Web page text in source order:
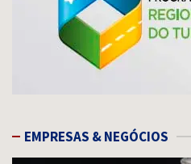
EMPRESAS & NEGÓCIOS